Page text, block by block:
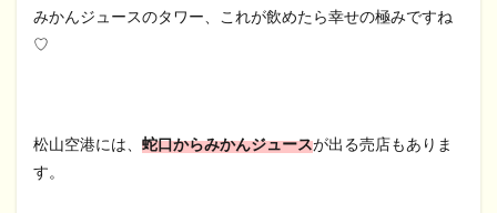
みかんジュースのタワー、これが飲めたら幸せの極みですね
♡
松山空港には、 蛇口からみかんジュースが出る売店もありま
す。